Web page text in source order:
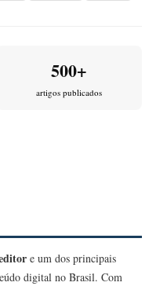
500+
artigos publicados
e um dos principais
digital no Brasil. Com